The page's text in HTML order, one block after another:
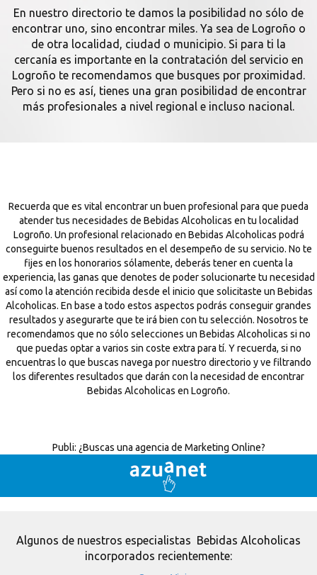
En nuestro directorio te damos la posibilidad no sólo de
encontrar uno, sino encontrar miles. Ya sea de Logroño o
de otra localidad, ciudad o municipio. Si para ti la
cercanía es importante en la contratación del servicio en
Logroño te recomendamos que busques por proximidad.
Pero si no es así, tienes una gran posibilidad de encontrar
más profesionales a nivel regional e incluso nacional.
Recuerda que es vital encontrar un buen profesional para que pueda
atender tus necesidades de Bebidas Alcoholicas en tu localidad
Logroño. Un profesional relacionado en Bebidas Alcoholicas podrá
conseguirte buenos resultados en el desempeño de su servicio. No te
fijes en los honorarios sólamente, deberás tener en cuenta la
experiencia, las ganas que denotes de poder solucionarte tu necesidad
así como la atención recibida desde el inicio que solicitaste un Bebidas
Alcoholicas. En base a todo estos aspectos podrás conseguir grandes
resultados y asegurarte que te irá bien con tu selección. Nosotros te
recomendamos que no sólo selecciones un Bebidas Alcoholicas si no
que puedas optar a varios sin coste extra para tí. Y recuerda, si no
encuentras lo que buscas navega por nuestro directorio y ve filtrando
los diferentes resultados que darán con la necesidad de encontrar
Bebidas Alcoholicas en Logroño.
Publi: ¿Buscas una agencia de Marketing Online?
Algunos de nuestros especialistas Bebidas Alcoholicas
incorporados recientemente: